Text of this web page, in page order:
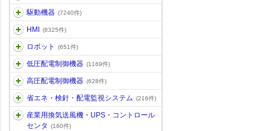
駆動機器 (7240件)
HMI (8325件)
ロボット (651件)
低圧配電制御機器 (1169件)
高圧配電制御機器 (628件)
省エネ・検針・配電監視システム (216件)
産業用換気送風機・UPS・コントロール
センタ
(160件)